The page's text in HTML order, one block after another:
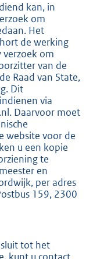
kan, in
om
Het
de werking
om
van de
Raad van State,
Dit
via
Daarvoor moet
website voor de
u een kopie
te
en
per adres
159, 2300
tot het